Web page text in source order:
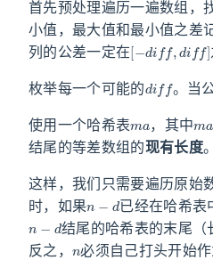
首先预处理遍历一遍数组，
小值，最大值和最小值之差
列的公差一定在
[−d iff,diff]
枚举每一个可能的 。当
使用一个哈希表 ，其中
结尾的等差数组的现有长度。
这样，我们只需要遍历原始
时，如果
n −d
已经在哈希表
n−d
结尾的哈希表的末尾（
反之，
n
必须自己打头开始